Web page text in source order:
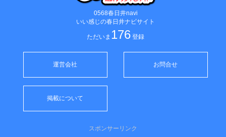
0568春日井navi
いい感じの春日井ナビサイト
ただいま 176 登録
運営会社 お問合せ
掲載について
スポンサーリンク